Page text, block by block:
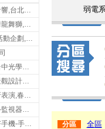
尚益燈光音響-燈光音響,台北燈光音響,台北燈光音響出租
同仁堂國術獅藝館-舞龍舞獅,台中舞龍舞獅
奇蹟娛樂樂團–樂團活動企劃,台中樂團表演,台中婚禮樂團
微展光電有限公司-台中光學鍍膜,optical filter taiwan,台灣光學鍍膜
佳岳景觀有限公司-景觀設計公司,台北景觀設計,台北景觀工程,中山區景觀設計
天創娛樂工作室-尾牙表演,春酒表演,板橋尾牙表演
昌全監視器有限公司-監視器安裝,高雄監視器安裝,鳳山區監視器安裝
李克手機-給您便宜好手機-手機收購,屏東手機收購
弱電
分區 全區